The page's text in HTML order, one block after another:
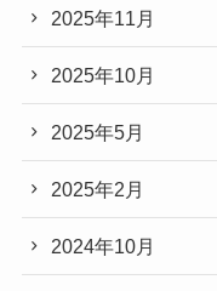
2025年11月
2025年10月
2025年5月
2025年2月
2024年10月